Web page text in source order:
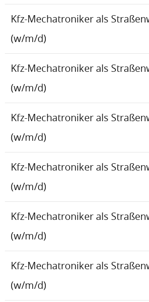
Kfz-Mechatroniker als
(w/m/d)
Kfz-Mechatroniker als
(w/m/d)
Kfz-Mechatroniker als
(w/m/d)
Kfz-Mechatroniker als
(w/m/d)
Kfz-Mechatroniker als
(w/m/d)
Kfz-Mechatroniker als
(w/m/d)